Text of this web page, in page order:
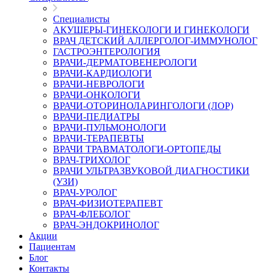
Специалисты
АКУШЕРЫ-ГИНЕКОЛОГИ И ГИНЕКОЛОГИ
ВРАЧ ДЕТСКИЙ АЛЛЕРГОЛОГ-ИММУНОЛОГ
ГАСТРОЭНТЕРОЛОГИЯ
ВРАЧИ-ДЕРМАТОВЕНЕРОЛОГИ
ВРАЧИ-КАРДИОЛОГИ
ВРАЧИ-НЕВРОЛОГИ
ВРАЧИ-ОНКОЛОГИ
ВРАЧИ-ОТОРИНОЛАРИНГОЛОГИ (ЛОР)
ВРАЧИ-ПЕДИАТРЫ
ВРАЧИ-ПУЛЬМОНОЛОГИ
ВРАЧИ-ТЕРАПЕВТЫ
ВРАЧИ ТРАВМАТОЛОГИ-ОРТОПЕДЫ
ВРАЧ-ТРИХОЛОГ
ВРАЧИ УЛЬТРАЗВУКОВОЙ ДИАГНОСТИКИ
(УЗИ)
ВРАЧ-УРОЛОГ
ВРАЧ-ФИЗИОТЕРАПЕВТ
ВРАЧ-ФЛЕБОЛОГ
ВРАЧ-ЭНДОКРИНОЛОГ
Акции
Пациентам
Блог
Контакты